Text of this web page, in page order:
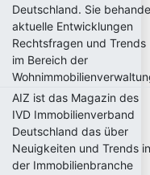
Deutschland. Sie
aktuelle Entwicklungen
Rechtsfragen und Trends
im Bereich der
AIZ ist das Magazin des
IVD Immobilienverband
Deutschland das über
Neuigkeiten und Trends
der Immobilienbranche